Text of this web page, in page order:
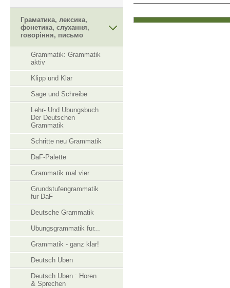
Граматика, лексика,
фонетика, слухання,
говоріння, письмо
Grammatik: Grammatik
aktiv
Klipp und Klar
Sage und Schreibe
Lehr- Und Ubungsbuch
Der Deutschen
Grammatik
Schritte neu Grammatik
DaF-Palette
Grammatik mal vier
Grundstufengrammatik
fur DaF
Deutsche Grammatik
Ubungsgrammatik fur...
Grammatik - ganz klar!
Deutsch Uben
Deutsch Uben : Horen
& Sprechen